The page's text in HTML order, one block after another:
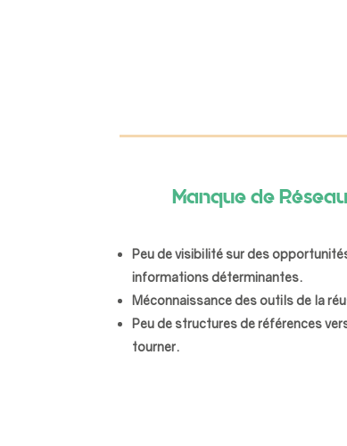
Manque de
Peu de visibilité sur des
informations déterminantes.
Méconnaissance des outils de la
Peu de structures de références
tourner.